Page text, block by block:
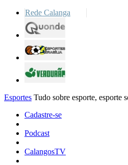
Rede Calanga
Esportes Tudo sobre esporte, esporte
Cadastre-se
Podcast
CalangosTV